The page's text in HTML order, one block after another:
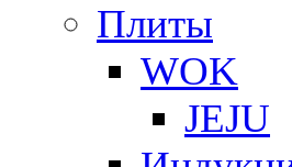
Плиты
WOK
JEJU